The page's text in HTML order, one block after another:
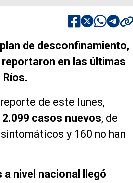
de desconfinamiento,
en las últimas
de este lunes,
casos nuevos, de
y 160 no han
nivel nacional llegó